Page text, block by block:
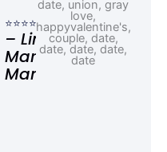
⭐⭐⭐⭐⭐
– Linda,
Marketing
Manager